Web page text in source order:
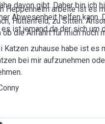
davon gibt. Daher bin ich
Abwesenheit helfen kann.
ist jemand da der sich um
Heppenheim arbeite ist es
Hüttenfeld, zu Sitten.
ob die Anfahrt für mich noch
Katzen zuhause habe ist es
bei mir aufzunehmen